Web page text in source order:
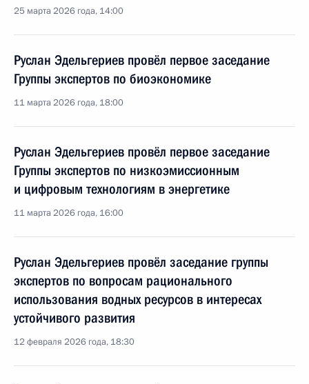
25 марта 2026 года, 14:00
Руслан Эдельгериев провёл первое заседание
Группы экспертов по биоэкономике
11 марта 2026 года, 18:00
Руслан Эдельгериев провёл первое заседание
Группы экспертов по низкоэмиссионным
и цифровым технологиям в энергетике
11 марта 2026 года, 16:00
Руслан Эдельгериев провёл заседание группы
экспертов по вопросам рационального
использования водных ресурсов в интересах
устойчивого развития
12 февраля 2026 года, 18:30